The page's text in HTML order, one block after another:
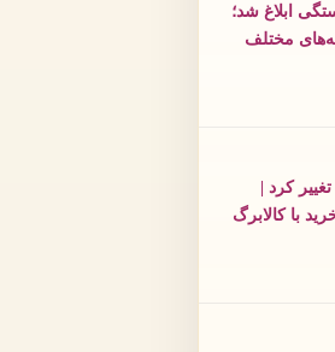
ابلاغ شد؛
مختلف
کرد |
با کالابرگ